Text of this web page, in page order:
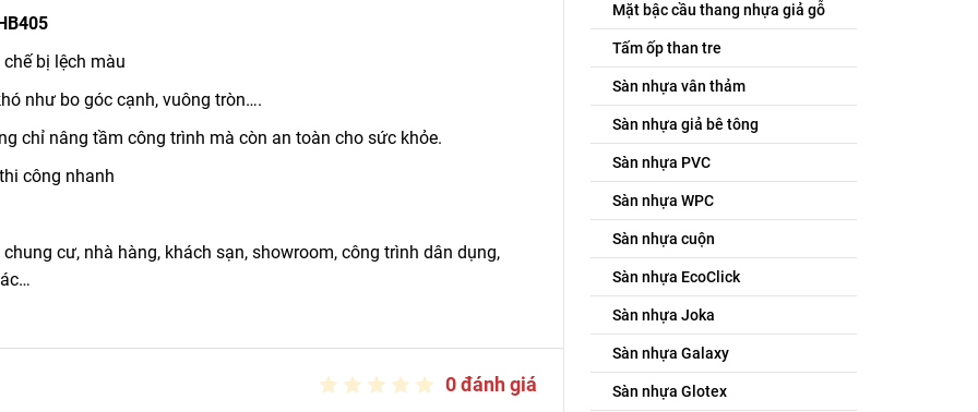
bị lệch màu
như bo góc cạnh, vuông tròn….
chỉ nâng tầm công trình mà còn an toàn cho sức khỏe.
công nhanh
cư, nhà hàng, khách sạn, showroom, công trình dân dụng,
0 đánh giá
Mặt bậc cầu thang nhựa giả gỗ
Tấm ốp than tre
Sàn nhựa vân thảm
Sàn nhựa giả bê tông
Sàn nhựa PVC
Sàn nhựa WPC
Sàn nhựa cuộn
Sàn nhựa EcoClick
Sàn nhựa Joka
Sàn nhựa Galaxy
Sàn nhựa Glotex